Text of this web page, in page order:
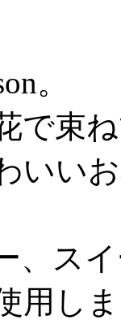
。
で束
いい
、ス
用し